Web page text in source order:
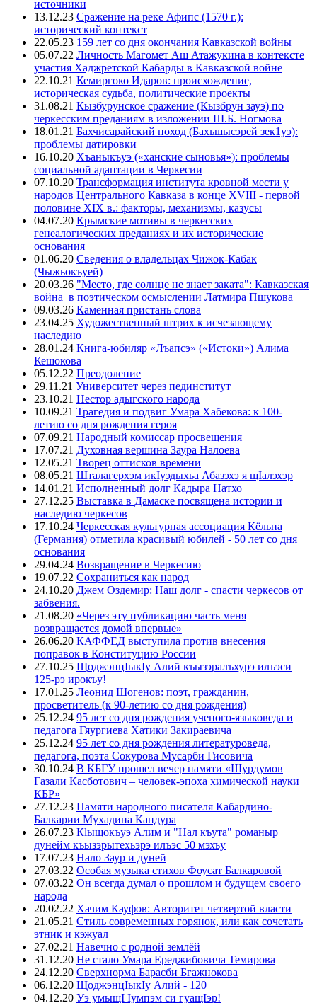
источники
13.12.23 Сражение на реке Афипс (1570 г.):
исторический контекст
22.05.23 159 лет со дня окончания Кавказской войны
05.07.22 Личность Магомет Аш Атажукина в контексте
участия Хаджретской Кабарды в Кавказской войне
22.10.21 Кемиргоко Идаров: происхождение,
историческая судьба, политические проекты
31.08.21 Кызбурунское сражение (Кызбрун зауэ) по
черкесским преданиям в изложении Ш.Б. Ногмова
18.01.21 Бахчисарайский поход (Бахъшысэрей зек1уэ):
проблемы датировки
16.10.20 Хъаныкъуэ («ханские сыновья»): проблемы
социальной адаптации в Черкесии
07.10.20 Трансформация института кровной мести у
народов Центрального Кавказа в конце XVIII - первой
половине XIX в.: факторы, механизмы, казусы
04.07.20 Крымские мотивы в черкесских
генеалогических преданиях и их исторические
основания
01.06.20 Сведения о владельцах Чижок-Кабак
(Чыжьокъуей)
20.03.26 "Место, где солнце не знает заката": Кавказская
война в поэтическом осмыслении Латмира Пшукова
09.03.26 Каменная пристань слова
23.04.25 Художественный штрих к исчезающему
наследию
28.01.24 Книга-юбиляр «Лъапсэ» («Истоки») Алима
Кешокова
05.12.22 Преодоление
29.11.21 Университет через пединститут
23.10.21 Нестор адыгского народа
10.09.21 Трагедия и подвиг Умара Хабекова: к 100-
летию со дня рождения героя
07.09.21 Народный комиссар просвещения
17.07.21 Духовная вершина Заура Налоева
12.05.21 Творец оттисков времени
08.05.21 Шталагерхэм икIуэдыхьа Абазэхэ я щIалэхэр
14.01.21 Исполненный долг Кадыра Натхо
27.12.25 Выставка в Дамаске посвящена истории и
наследию черкесов
17.10.24 Черкесская культурная ассоциация Кёльна
(Германия) отметила красивый юбилей - 50 лет со дня
основания
29.04.24 Возвращение в Черкесию
19.07.22 Сохраниться как народ
24.10.20 Джем Оздемир: Наш долг - спасти черкесов от
забвения.
21.08.20 «Через эту публикацию часть меня
возвращается домой впервые»
26.06.20 КАФФЕД выступила против внесения
поправок в Конституцию России
27.10.25 ЩоджэнцIыкIу Алий къызэралъхурэ илъэси
125-рэ ирокъу!
17.01.25 Леонид Шогенов: поэт, гражданин,
просветитель (к 90-летию со дня рождения)
25.12.24 95 лет со дня рождения ученого-языковеда и
педагога Гяургиева Хатики Закираевича
25.12.24 95 лет со дня рождения литературоведа,
педагога, поэта Сокурова Мусарби Гисовича
30.10.24 В КБГУ прошел вечер памяти «Шурдумов
Газали Касботович – человек-эпоха химической науки
КБР»
27.12.23 Памяти народного писателя Кабардино-
Балкарии Мухадина Кандура
26.07.23 Кlыщокъуэ Алим и "Нал къута" романыр
дунейм къызэрытехьэрэ илъэс 50 мэхъу
17.07.23 Нало Заур и дуней
27.03.22 Особая музыка стихов Фоусат Балкаровой
07.03.22 Он всегда думал о прошлом и будущем своего
народа
20.02.22 Хачим Кауфов: Авторитет четвертой власти
21.05.21 Стиль современных горянок, или как сочетать
этник и кэжуал
27.02.21 Навечно с родной землёй
31.12.20 Не стало Умара Ереджибовича Темирова
24.12.20 Сверхнорма Барасби Бгажнокова
06.12.20 ЩоджэнцIыкIу Алий - 120
04.12.20 Уэ умыщI Iумпэм си гуащIэр!